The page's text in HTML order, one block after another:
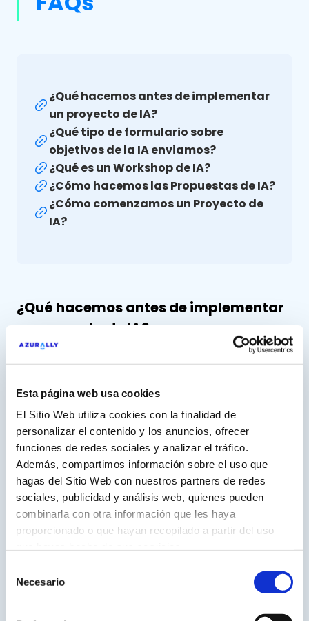
Esta página web usa cookies
El Sitio Web utiliza cookies con la finalidad de
personalizar el contenido y los anuncios, ofrecer
funciones de redes sociales y analizar el tráfico.
Además, compartimos información sobre el uso que
hagas del Sitio Web con nuestros partners de redes
sociales, publicidad y análisis web, quienes pueden
combinarla con otra información que les haya
proporcionado o que hayan recopilado a partir del uso
Necesario
¿Qué hacemos antes de implementar
un proyecto de IA?
¿Qué tipo de formulario sobre
objetivos de la IA enviamos?
¿Qué es un Workshop de IA?
¿Cómo hacemos las Propuestas de IA?
¿Cómo comenzamos un Proyecto de
IA?
¿Qué hacemos antes de implementar
un proyecto de IA?
Antes de empezar un Proyecto de IA necesitamos
conocer bien los objetivos y necesidades que se
serie de preguntas específicas a los diferentes
responsables implicados en el proyecto.
¿Qué tipo de formulario sobre
objetivos de la IA enviamos?
Ya sea de manera presencial o bien a través de un
formulario, hacemos unas preguntas básicas para
comprender los objetivos qué se buscan (ventas,
KPI’s, para fijar la manera ideal de medir los